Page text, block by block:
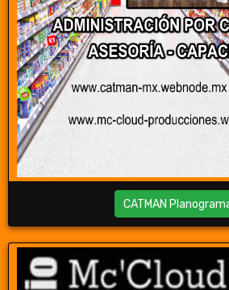
CATMAN